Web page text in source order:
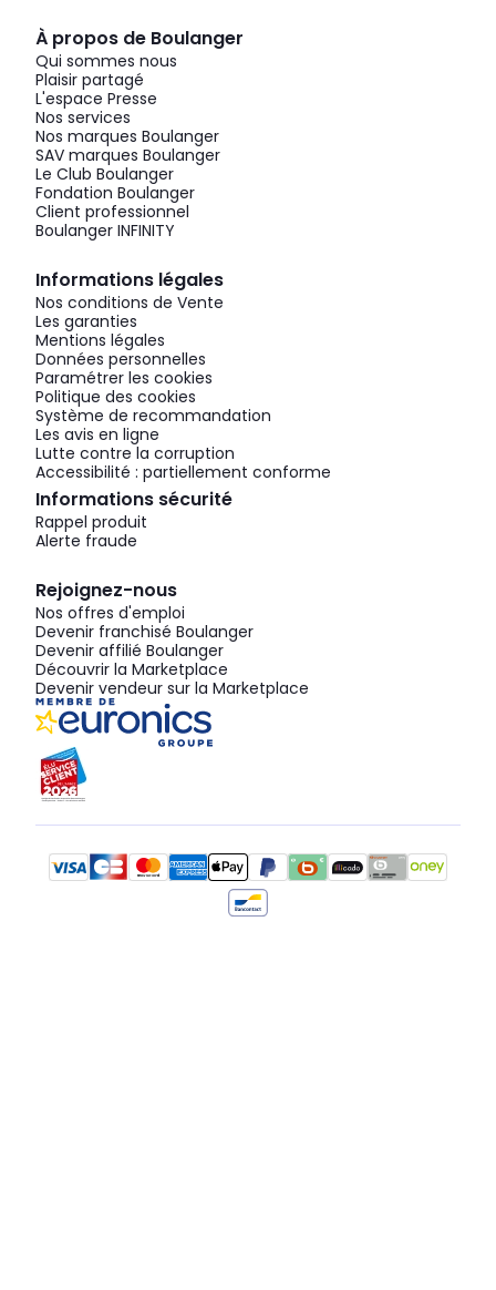
À propos de Boulanger
Qui sommes nous
Plaisir partagé
L'espace Presse
Nos services
Nos marques Boulanger
SAV marques Boulanger
Le Club Boulanger
Fondation Boulanger
Client professionnel
Boulanger INFINITY
Informations légales
Nos conditions de Vente
Les garanties
Mentions légales
Données personnelles
Paramétrer les cookies
Politique des cookies
Système de recommandation
Les avis en ligne
Lutte contre la corruption
Accessibilité : partiellement conforme
Informations sécurité
Rappel produit
Alerte fraude
Rejoignez-nous
Nos offres d'emploi
Devenir franchisé Boulanger
Devenir affilié Boulanger
Découvrir la Marketplace
Devenir vendeur sur la Marketplace